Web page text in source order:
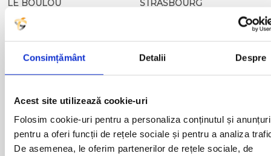
Consimțământ Detalii Despre
Acest site utilizează cookie-uri
Folosim cookie-uri pentru a personaliza conținutul și
pentru a oferi funcții de rețele sociale și pentru a analiza
De asemenea, le oferim partenerilor de rețele sociale, de
LE BOULOU
MARSEILLE
MONTPELLIER
METZ
STRASBOURG
ACAS
ADJUD
AIUD
LUGOJ
MAGLAVIT
MEDGIDIA